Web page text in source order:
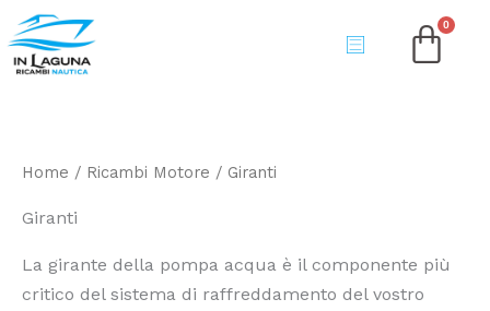
al
contenuto
Home / Ricambi Motore / Giranti
Giranti
La girante della pompa acqua è il componente più
critico del sistema di raffreddamento del vostro